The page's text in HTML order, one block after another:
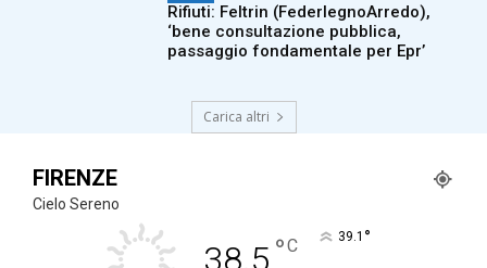
Rifiuti: Feltrin (FederlegnoArredo),
‘bene consultazione pubblica,
passaggio fondamentale per Epr’
Carica altri
FIRENZE
Cielo Sereno
38.5 °C 39.1 °